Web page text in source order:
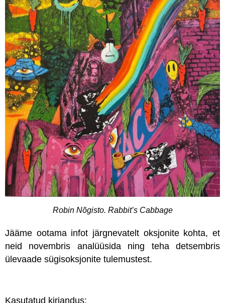
Robin Nõgisto. Rabbit’s Cabbage
Jääme ootama infot järgnevatelt oksjonite kohta, et
neid novembris analüüsida ning teha detsembris
ülevaade sügisoksjonite tulemustest.
Kasutatud kirjandus: